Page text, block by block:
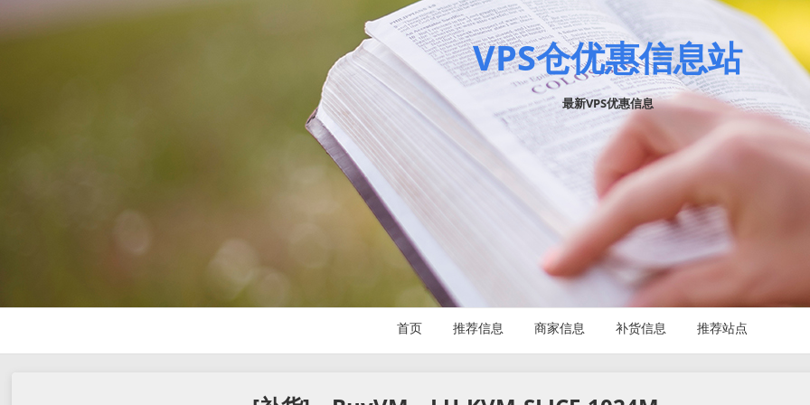
VPS仓优惠信息站
最新VPS优惠信息
首页 推荐信息 商家信息 补货信息 推荐站点